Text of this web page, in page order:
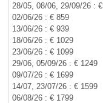
28/05, 08/06, 29/09/26 :
02/06/26 : € 859
13/06/26 : € 939
18/06/26 : € 1029
23/06/26 : € 1099
29/06, 05/09/26 : € 1249
09/07/26 : € 1699
14/07, 23/07/26 : € 1599
06/08/26 : € 1799